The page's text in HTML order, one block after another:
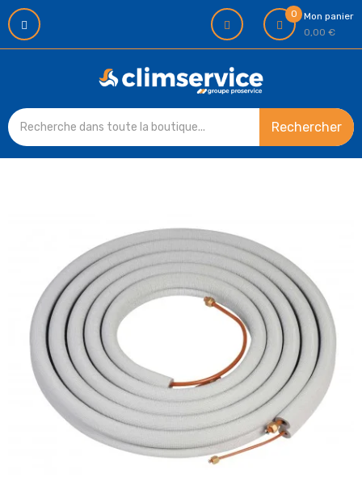
0
Mon panier
0,00 €
Rechercher